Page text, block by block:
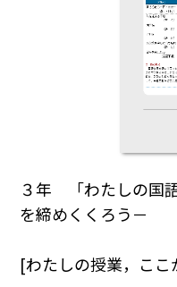
３年 「わたしの国
を締めくくろう－
[わたしの授業，ここ